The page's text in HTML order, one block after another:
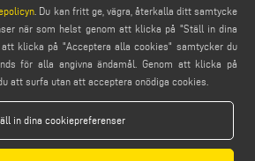
. Du kan fritt ge, vägra, återkalla ditt samtycke
när som helst genom att klicka på "Ställ in dina
att klicka på "Acceptera alla cookies" samtycker du
för alla angivna ändamål. Genom att klicka på
att surfa utan att acceptera onödiga cookies.
in dina cookiepreferenser